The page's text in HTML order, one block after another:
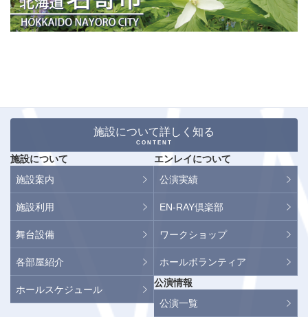
施設について詳しく知る
CONTENT
施設について
施設案内
施設利用
舞台設備
各部屋紹介
ホールスケジュール
エンレイについて
公演実績
EN-RAY倶楽部
ワークショップ
ホールボランティア
公演情報
公演一覧